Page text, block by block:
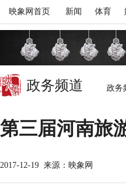
映象网首页 新闻 体育
政务频道 政务
第三届河南旅
2017-12-19 来源：映象网